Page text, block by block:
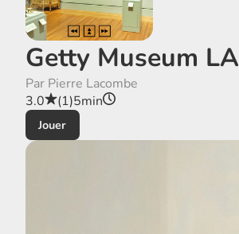
Getty Museum LA
Par Pierre Lacombe
3.0
(1)5min
Jouer